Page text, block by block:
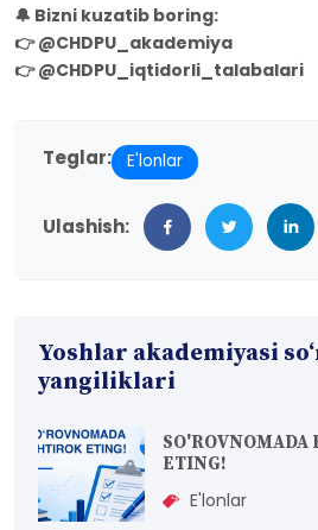
🔔 Bizni kuzatib boring:
👉 @CHDPU_akademiya
👉 @CHDPU_iqtidorli_talabalari
Teglar: E'lonlar
Ulashish:
Yoshlar akademiyasi
yangiliklari
SO'ROVNOMADA
ETING!
E'lonlar